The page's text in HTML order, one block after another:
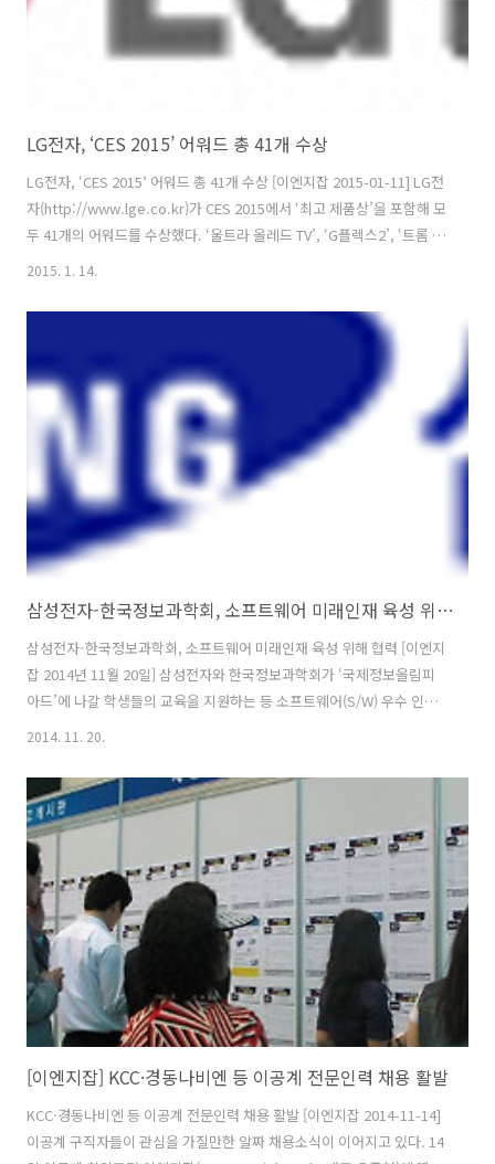
LG전자, ‘CES 2015’ 어워드 총 41개 수상
LG전자, ‘CES 2015’ 어워드 총 41개 수상 [이엔지잡 2015-01-11] LG전
자(http://www.lge.co.kr)가 CES 2015에서 ‘최고 제품상’을 포함해 모
두 41개의 어워드를 수상했다. ‘울트라 올레드 TV’, ‘G플렉스2’, ‘트롬 플
러스’ 등 이번 전시회 출품목록에서 TV, 스마트폰, 가전을 대표한 제품들
(Engadget)은 ‘울트라 올레드 TV’에 최고 제품상(the best of CES
category Best TV Product)을 수여했다. 이 상은 ‘CES 2015’에서 각
분야별로 가장 혁신적인 제품에 수여된다. 美 최대 일간지 USA Today
의 자회사인 ‘리뷰드닷컴(Reviewed.com)은 ..
2015. 1. 14.
삼성전자-한국정보과학회, 소프트웨어 미래인재 육성 위해 협력
삼성전자-한국정보과학회, 소프트웨어 미래인재 육성 위해 협력 [이엔지
잡 2014년 11월 20일] 삼성전자와 한국정보과학회가 ‘국제정보올림피
아드’에 나갈 학생들의 교육을 지원하는 등 소프트웨어(S/W) 우수 인재
를 조기 육성하기로 했다. 양측은 20일 경기도 용인의 삼성전자 인재개
용 인사팀장 (부사장)이 참석한 가운데 ‘소프트웨어 미래인재 육성을 위
한 업무협약(MOU)’을 맺었다. 지난 1973년 설립된 한국정보과학회는 3
만3,000여명의 개인회원과 380여개 단체회원을 보유하고 있는 국내 소
프트웨어 분야 대표 학회다. 연간 50여회의 학술대회를 개최하며, 한국
정보올림피아드 대회 주관, 국제정보올림피아드 한국대표 선발·훈련 등
의 역할을 하..
2014. 11. 20.
[이엔지잡] KCC·경동나비엔 등 이공계 전문인력 채용 활발
KCC·경동나비엔 등 이공계 전문인력 채용 활발 [이엔지잡 2014-11-14]
이공계 구직자들이 관심을 가질만한 알짜 채용소식이 이어지고 있다. 14